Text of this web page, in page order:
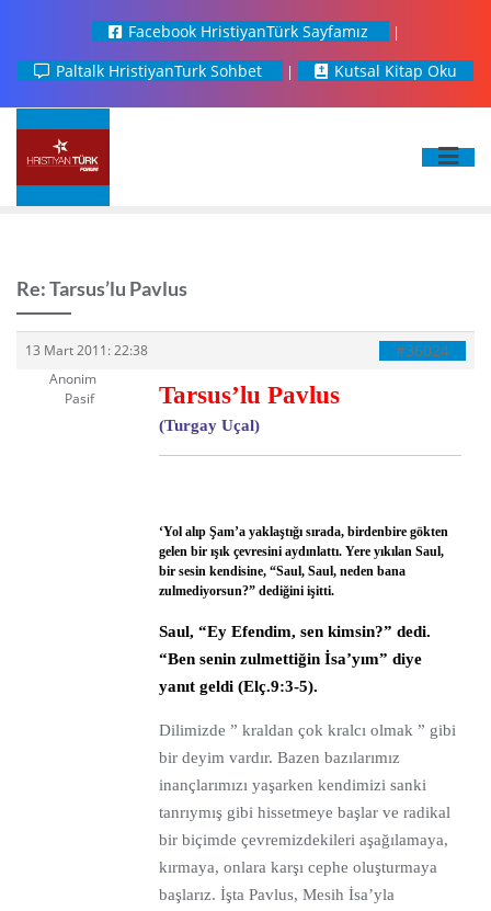
Facebook HristiyanTürk Sayfamız
Paltalk HristiyanTurk Sohbet
Kutsal Kitap Oku
Re: Tarsus’lu Pavlus
13 Mart 2011: 22:38 #36024
Anonim
Pasif
Tarsus’lu Pavlus
(Turgay Uçal)
‘Yol alıp Şam’a yaklaştığı sırada, birdenbire gökten
gelen bir ışık çevresini aydınlattı. Yere yıkılan Saul,
bir sesin kendisine, “Saul, Saul, neden bana
zulmediyorsun?” dediğini işitti.
Saul, “Ey Efendim, sen kimsin?” dedi.
“Ben senin zulmettiğin İsa’yım” diye
yanıt geldi (Elç.9:3-5).
Dilimizde ” kraldan çok kralcı olmak ” gibi
bir deyim vardır. Bazen bazılarımız
inançlarımızı yaşarken kendimizi sanki
tanrıymış gibi hissetmeye başlar ve radikal
bir biçimde çevremizdekileri aşağılamaya,
kırmaya, onlara karşı cephe oluşturmaya
başlarız. İşta Pavlus, Mesih İsa’yla